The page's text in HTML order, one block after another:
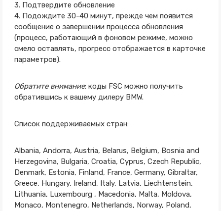
3. Подтвердите обновление
4. Подождите 30-40 минут, прежде чем появится
сообщение о завершении процесса обновления
(процесс, работающий в фоновом режиме, можно
смело оставлять, прогресс отображается в карточке
параметров).
Обратите внимание: коды FSC можно получить
обратившись к вашему дилеру BMW.
Список поддерживаемых стран:
Albania, Andorra, Austria, Belarus, Belgium, Bosnia and
Herzegovina, Bulgaria, Croatia, Cyprus, Czech Republic,
Denmark, Estonia, Finland, France, Germany, Gibraltar,
Greece, Hungary, Ireland, Italy, Latvia, Liechtenstein,
Lithuania, Luxembourg , Macedonia, Malta, Moldova,
Monaco, Montenegro, Netherlands, Norway, Poland,